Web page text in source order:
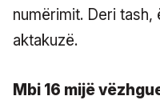
numërimit. Deri
aktakuzë.
Mbi 16 mijë